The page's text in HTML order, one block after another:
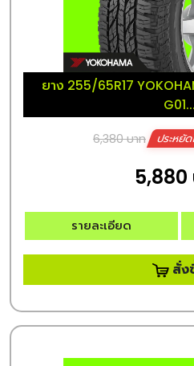
ยาง 255/65R17
G01...
6,380 บาท ประหยั
5,880
รายละเอียด
สั่ง